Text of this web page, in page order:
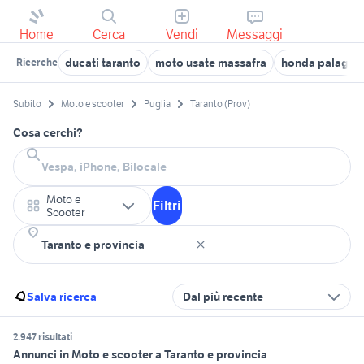
Home Cerca Vendi Messaggi
Ricerche ducati taranto moto usate massafra honda
Subito Moto e scooter Puglia Taranto (Prov)
Cosa cerchi?
Moto e
Scooter
Filtri
Salva ricerca Dal più recente
2.947 risultati
Annunci in Moto e scooter a Taranto e provincia